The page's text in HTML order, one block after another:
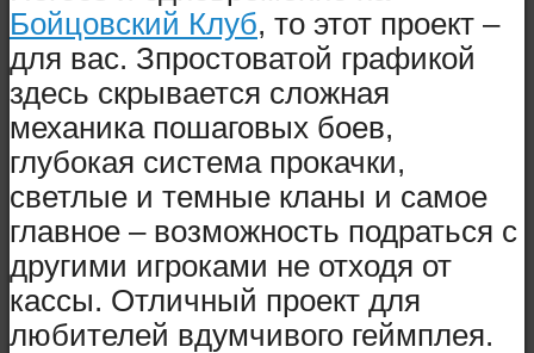
Бойцовский Клуб, то этот проект –
для вас. Зпростоватой графикой
здесь скрывается сложная
механика пошаговых боев,
глубокая система прокачки,
светлые и темные кланы и самое
главное – возможность подраться с
другими игроками не отходя от
кассы. Отличный проект для
любителей вдумчивого геймплея.